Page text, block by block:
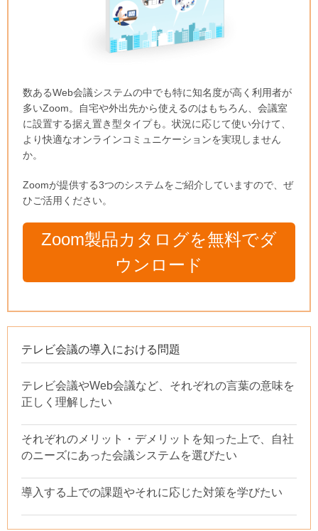
数あるWeb会議システムの中でも特に知名度が高く利用者が
多いZoom。自宅や外出先から使えるのはもちろん、会議室
に設置する据え置き型タイプも。状況に応じて使い分けて、
より快適なオンラインコミュニケーションを実現しません
か。
Zoomが提供する3つのシステムをご紹介していますので、ぜ
ひご活用ください。
Zoom製品カタログを無料でダ
ウンロード
テレビ会議の導入における問題
テレビ会議やWeb会議など、それぞれの言葉の意味を
正しく理解したい
それぞれのメリット・デメリットを知った上で、自社
のニーズにあった会議システムを選びたい
導入する上での課題やそれに応じた対策を学びたい